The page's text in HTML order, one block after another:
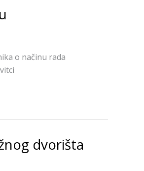
o načinu rada
dvorišta